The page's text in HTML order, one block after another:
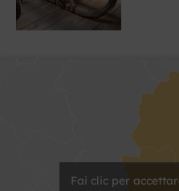
Fai clic per